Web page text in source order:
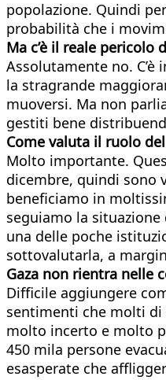
popolazione. Quindi
probabilità che i
Ma c’è il reale pericolo
Assolutamente no.
la stragrande
muoversi. Ma non
gestiti bene
Come valuta il ruolo
Molto importante.
dicembre, quindi sono
beneficiamo in
seguiamo la
una delle poche
sottovalutarla, a
Gaza non rientra nelle
Difficile aggiungere
sentimenti che molti di
molto incerto e molto
450 mila persone
esasperate che